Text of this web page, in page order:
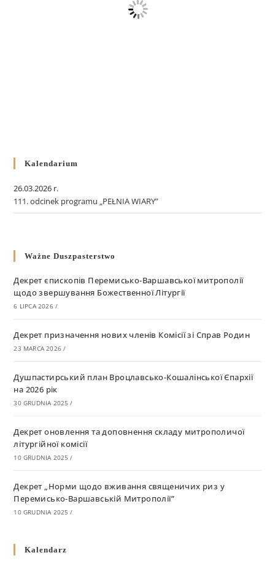
Kalendarium
26.03.2026 r.
111. odcinek programu „PEŁNIA WIARY”
Ważne Duszpasterstwo
Декрет єпископів Перемисько-Варшавської митрополії
щодо звершування Божественної Літургії
6 LIPCA 2026 /
Декрет призначення нових членів Комісії зі Справ Родин
23 MARCA 2026 /
Душпастирський план Вроцлавсько-Кошалінської Єпархії
на 2026 рік
30 GRUDNIA 2025 /
Декрет оновлення та доповнення складу митрополичої
літургійної комісії
10 GRUDNIA 2025 /
Декрет „Норми щодо вживання священичих риз у
Перемисько-Варшавській Митрополії”
10 GRUDNIA 2025 /
григоріанським календарем
Kalendarz